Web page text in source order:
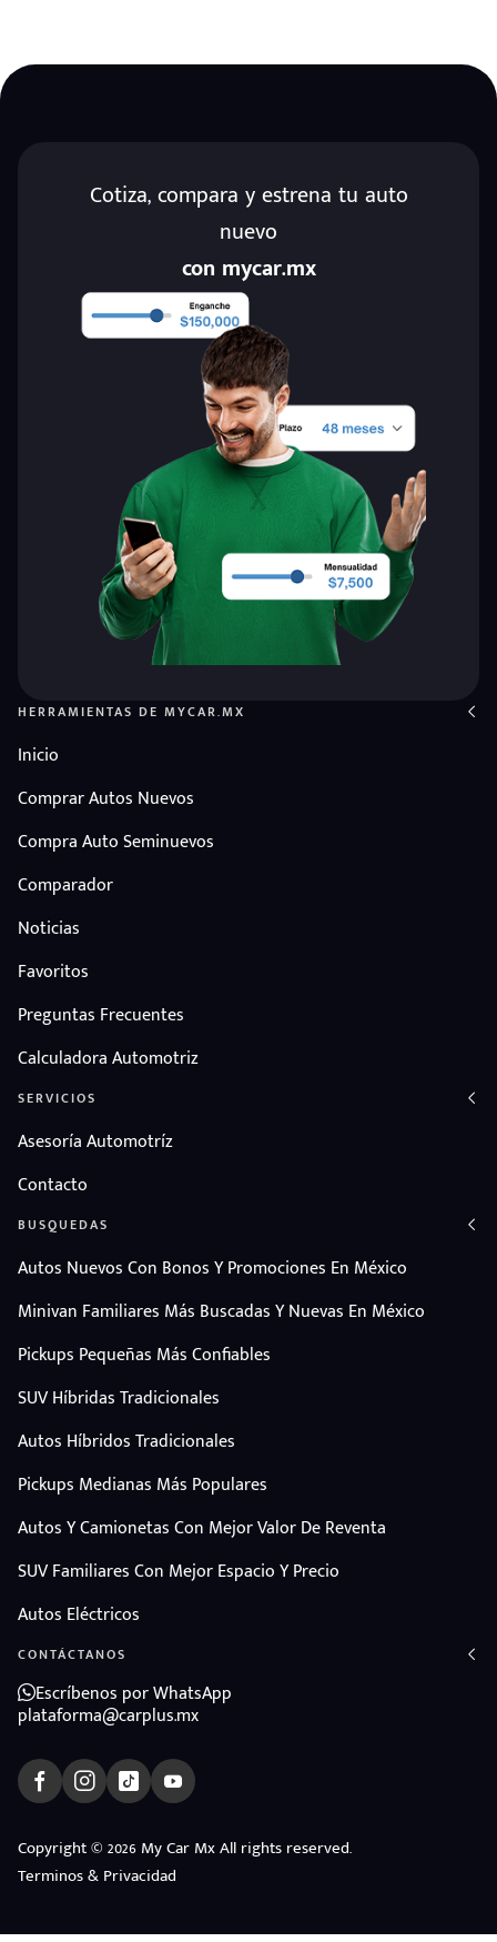
Cotiza, compara y estrena tu auto
nuevo
con mycar.mx
HERRAMIENTAS DE MYCAR.MX
Inicio
Comprar Autos Nuevos
Compra Auto Seminuevos
Comparador
Noticias
Favoritos
Preguntas Frecuentes
Calculadora Automotriz
SERVICIOS
Asesoría Automotríz
Contacto
BUSQUEDAS
Autos Nuevos Con Bonos Y Promociones En México
Minivan Familiares Más Buscadas Y Nuevas En México
Pickups Pequeñas Más Confiables
SUV Híbridas Tradicionales
Autos Híbridos Tradicionales
Pickups Medianas Más Populares
Autos Y Camionetas Con Mejor Valor De Reventa
SUV Familiares Con Mejor Espacio Y Precio
Autos Eléctricos
CONTÁCTANOS
Escríbenos por WhatsApp
plataforma@carplus.mx
Copyright © 2026 My Car Mx All rights reserved.
Terminos & Privacidad